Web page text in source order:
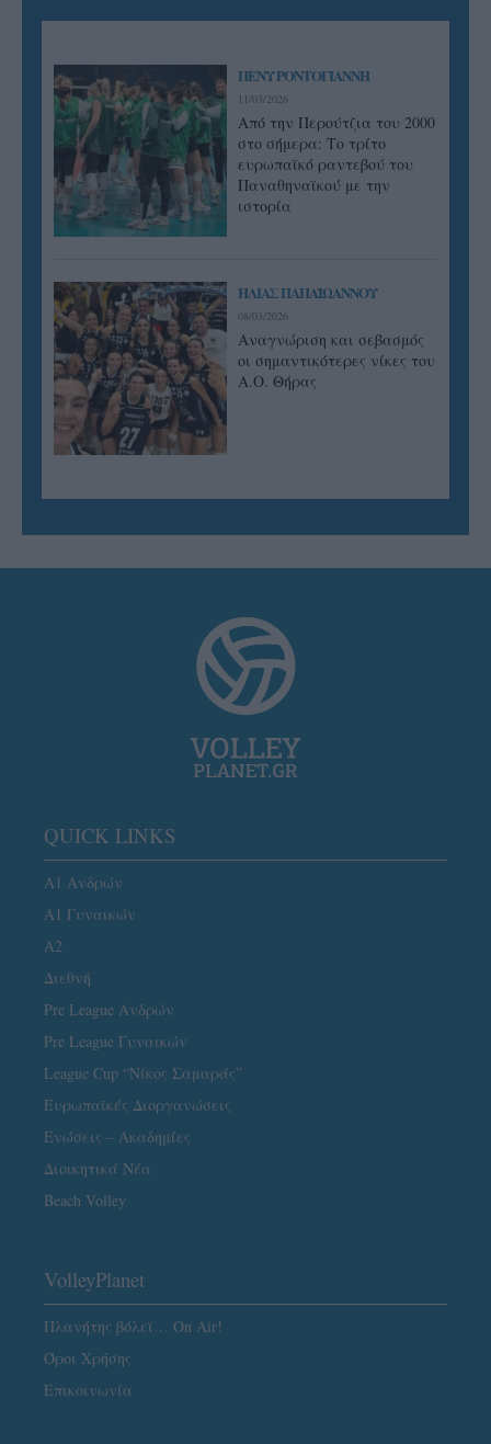
ΠΕΝΥ ΡΟΝΤΟΓΙΑΝΝΗ
11/03/2026
Από την Περούτζια του 2000
στο σήμερα: Tο τρίτο
ευρωπαϊκό ραντεβού του
Παναθηναϊκού με την
ιστορία
ΗΛΙΑΣ ΠΑΠΑΪΩΑΝΝΟΥ
08/03/2026
Αναγνώριση και σεβασμός
οι σημαντικότερες νίκες του
Α.Ο. Θήρας
QUICK LINKS
Α1 Ανδρών
Α1 Γυναικών
A2
Διεθνή
Pre League Ανδρών
Pre League Γυναικών
League Cup “Νίκος Σαμαράς”
Ευρωπαϊκές Διοργανώσεις
Ενώσεις – Ακαδημίες
Διοικητικά Νέα
Beach Volley
VolleyPlanet
Πλανήτης βόλεϊ… On Air!
Όροι Χρήσης
Επικοινωνία